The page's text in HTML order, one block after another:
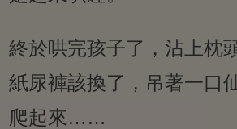
終於哄完孩子了，沾上枕
紙尿褲該換了，吊著一口
爬起來……